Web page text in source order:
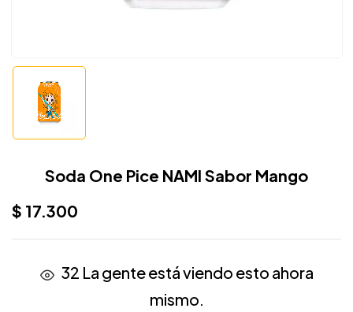
Soda One Pice NAMI Sabor Mango
$ 17.300
32 La gente está viendo esto ahora
mismo.